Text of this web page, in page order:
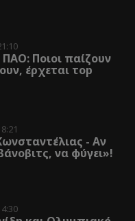
Ποιοι παίζουν
έρχεται τοp
- Αν
να φύγει»!